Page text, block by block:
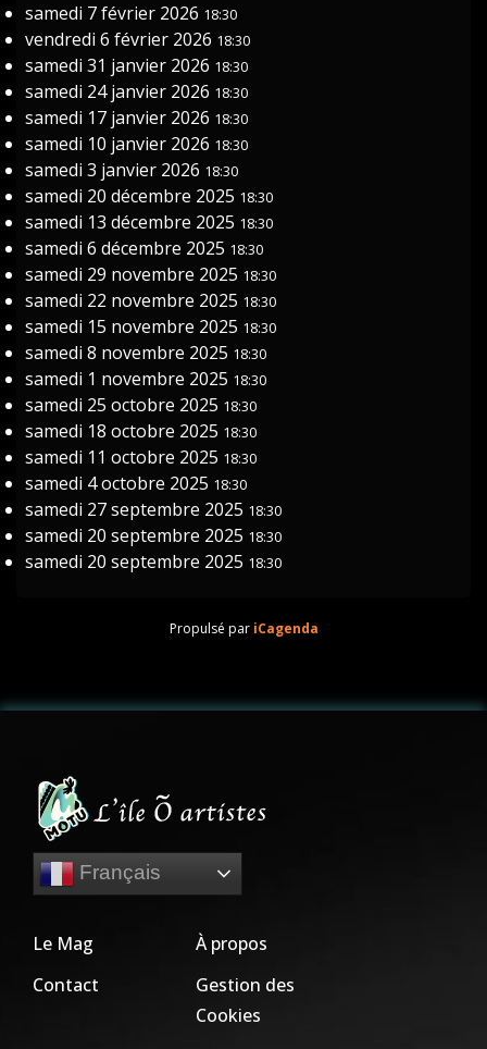
samedi 7 février 2026 18:30
vendredi 6 février 2026 18:30
samedi 31 janvier 2026 18:30
samedi 24 janvier 2026 18:30
samedi 17 janvier 2026 18:30
samedi 10 janvier 2026 18:30
samedi 3 janvier 2026 18:30
samedi 20 décembre 2025 18:30
samedi 13 décembre 2025 18:30
samedi 6 décembre 2025 18:30
samedi 29 novembre 2025 18:30
samedi 22 novembre 2025 18:30
samedi 15 novembre 2025 18:30
samedi 8 novembre 2025 18:30
samedi 1 novembre 2025 18:30
samedi 25 octobre 2025 18:30
samedi 18 octobre 2025 18:30
samedi 11 octobre 2025 18:30
samedi 4 octobre 2025 18:30
samedi 27 septembre 2025 18:30
samedi 20 septembre 2025 18:30
samedi 20 septembre 2025 18:30
Propulsé par iCagenda
Français
Le Mag
À propos
Contact
Gestion des
Cookies